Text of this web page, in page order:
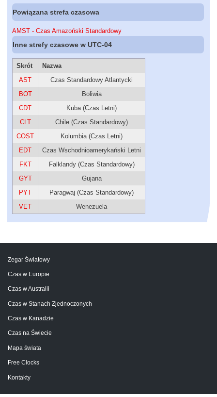
Powiązana strefa czasowa
AMST - Czas Amazoński Standardowy
Inne strefy czasowe w UTC-04
Skrót
Nazwa
AST
Czas Standardowy Atlantycki
BOT
Boliwia
CDT
Kuba (Czas Letni)
CLT
Chile (Czas Standardowy)
COST
Kolumbia (Czas Letni)
EDT
Czas Wschodnioamerykański Letni
FKT
Falklandy (Czas Standardowy)
GYT
Gujana
PYT
Paragwaj (Czas Standardowy)
VET
Wenezuela
Zegar Światowy
Czas w Europie
Czas w Australii
Czas w Stanach Zjednoczonych
Czas w Kanadzie
Czas na Świecie
Mapa świata
Free Clocks
Kontakty